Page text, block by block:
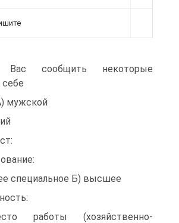
Вас сообщить некоторые
мужской
специальное Б) высшее
работы (хозяйственно-